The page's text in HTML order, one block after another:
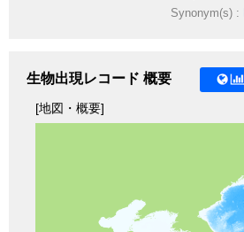
Synonym(s) :
生物出現レコード 概要
[地図・概要]